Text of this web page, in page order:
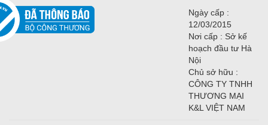
Ngày cấp :
12/03/2015
Nơi cấp : Sở kế
hoạch đầu tư Hà
Nội
Chủ sở hữu :
CÔNG TY TNHH
THƯƠNG MẠI
K&L VIỆT NAM